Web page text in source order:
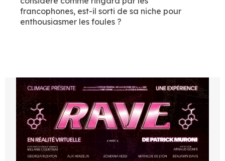
francophones, est-il sorti de sa niche pour
enthousiasmer les foules ?